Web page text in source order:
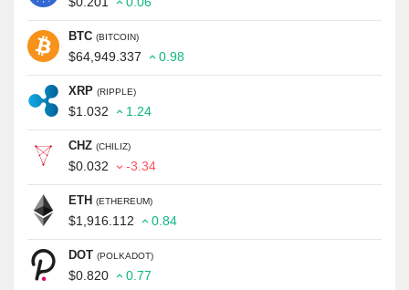
BTC (BITCOIN)
$64,949.337 0.98
XRP (RIPPLE)
$1.032 1.24
CHZ (CHILIZ)
$0.032 -3.34
ETH (ETHEREUM)
$1,916.112 0.84
DOT (POLKADOT)
$0.820 0.77